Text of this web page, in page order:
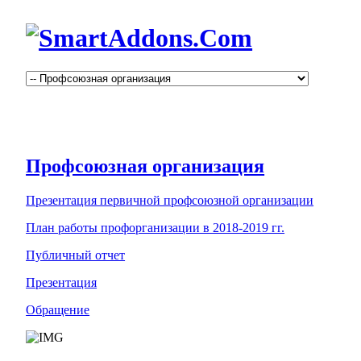
Профсоюзная организация
Презентация первичной профсоюзной организации
План работы профорганизации в 2018-2019 гг.
Публичный отчет
Презентация
Обращение